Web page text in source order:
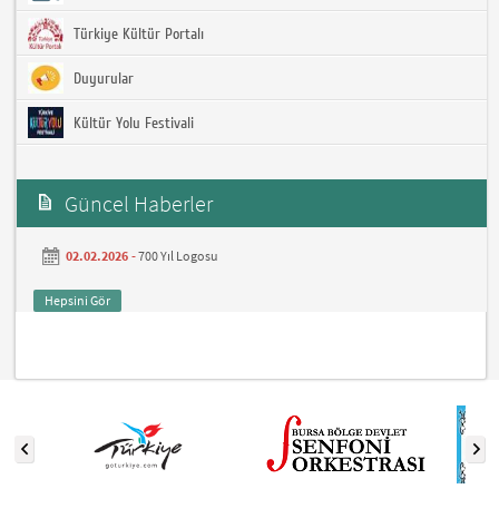
Türkiye Kültür Portalı
Duyurular
Kültür Yolu Festivali
Güncel Haberler
02.02.2026 -700 Yıl Logosu
Hepsini Gör